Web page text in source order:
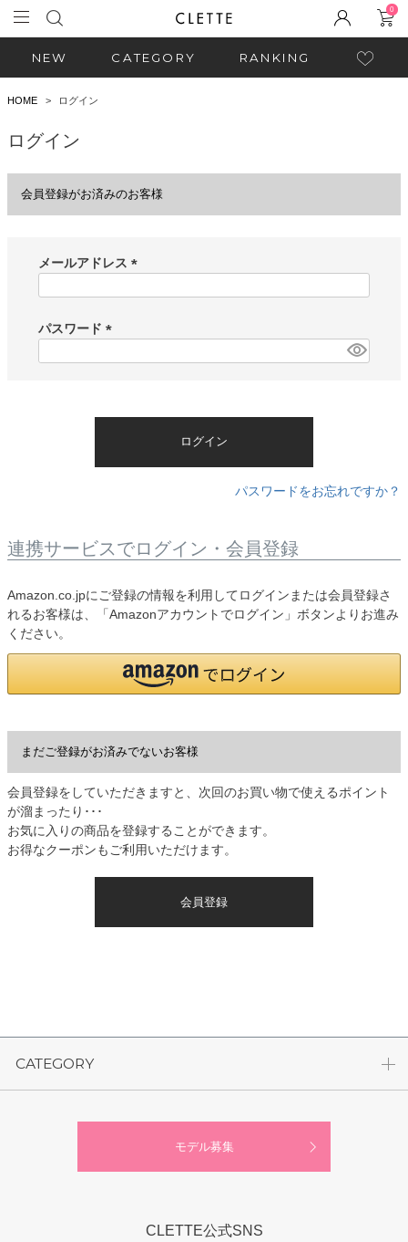
0
NEW CATEGORY RANKING
HOME ログイン
ログイン
会員登録がお済みのお客様
メールアドレス
)
パスワード
ログイン
パスワードをお忘れですか？
連携サービスでログイン・会員登録
Amazon.co.jpにご登録の情報を利用してログインまたは会員登録さ
れるお客様は、「Amazonアカウントでログイン」ボタンよりお進み
ください。
まだご登録がお済みでないお客様
会員登録をしていただきますと、次回のお買い物で使えるポイント
が溜まったり･･･
お気に入りの商品を登録することができます。
お得なクーポンもご利用いただけます。
会員登録
CATEGORY
モデル募集
CLETTE公式SNS